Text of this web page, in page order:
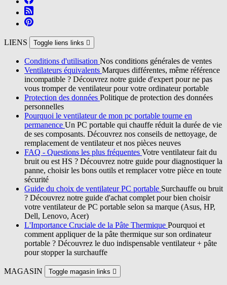
LIENS Toggle liens links 
Conditions d'utilisation Nos conditions générales de ventes
Ventilateurs équivalents Marques différentes, même référence
incompatible ? Découvrez notre guide d'expert pour ne pas
vous tromper de ventilateur pour votre ordinateur portable
Protection des données Politique de protection des données
personnelles
Pourquoi le ventilateur de mon pc portable tourne en
permanence Un PC portable qui chauffe réduit la durée de vie
de ses composants. Découvrez nos conseils de nettoyage, de
remplacement de ventilateur et nos pièces neuves
FAQ - Questions les plus fréquentes Votre ventilateur fait du
bruit ou est HS ? Découvrez notre guide pour diagnostiquer la
panne, choisir les bons outils et remplacer votre pièce en toute
sécurité
Guide du choix de ventilateur PC portable Surchauffe ou bruit
? Découvrez notre guide d'achat complet pour bien choisir
votre ventilateur de PC portable selon sa marque (Asus, HP,
Dell, Lenovo, Acer)
L'Importance Cruciale de la Pâte Thermique Pourquoi et
comment appliquer de la pâte thermique sur son ordinateur
portable ? Découvrez le duo indispensable ventilateur + pâte
pour stopper la surchauffe
MAGASIN Toggle magasin links 